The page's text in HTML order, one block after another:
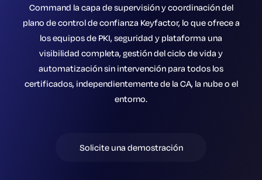
Command la capa de supervisión y coordinación del
plano de control de confianza Keyfactor, lo que ofrece a
los equipos de PKI, seguridad y plataforma una
visibilidad completa, gestión del ciclo de vida y
automatización sin intervención para todos los
certificados, independientemente de la CA, la nube o el
entorno.
Solicite una demostración